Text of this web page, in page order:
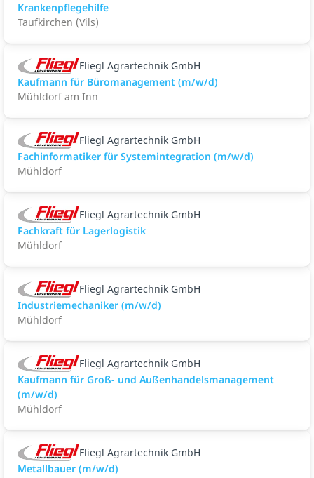
Krankenpflegehilfe
Taufkirchen (Vils)
Fliegl Agrartechnik GmbH
Kaufmann für Büromanagement (m/w/d)
Mühldorf am Inn
Fliegl Agrartechnik GmbH
Fachinformatiker für Systemintegration (m/w/d)
Mühldorf
Fliegl Agrartechnik GmbH
Fachkraft für Lagerlogistik
Mühldorf
Fliegl Agrartechnik GmbH
Industriemechaniker (m/w/d)
Mühldorf
Fliegl Agrartechnik GmbH
Kaufmann für Groß- und Außenhandelsmanagement
(m/w/d)
Mühldorf
Fliegl Agrartechnik GmbH
Metallbauer (m/w/d)